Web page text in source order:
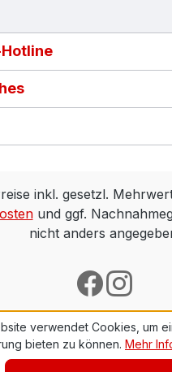
inkl. gesetzl.
und ggf.
nicht anders
verwendet Cookies, um
bieten zu können. Mehr